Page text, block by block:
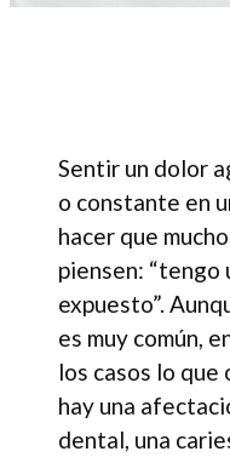
Sentir un dolor
o constante en
hacer que
piensen: “tengo
expuesto”.
es muy común,
los casos lo que
hay una
dental, una